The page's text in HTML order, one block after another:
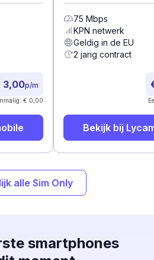
3,00p/m
€ 0,00
75 Mbps
KPN netwerk
Geldig in de EU
2 jarig contract
Bekijk bij
alle Sim Only
smartphones